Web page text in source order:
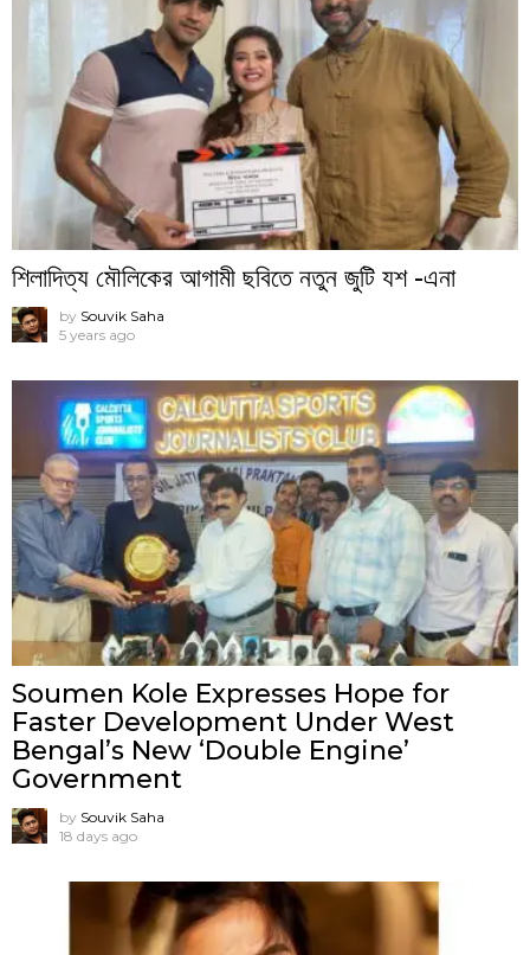
শিলাদিত্য মৌলিকের আগামী ছবিতে নতুন জুটি যশ -এনা
by Souvik Saha
5 years ago
Soumen Kole Expresses Hope for
Faster Development Under West
Bengal’s New ‘Double Engine’
Government
by Souvik Saha
18 days ago